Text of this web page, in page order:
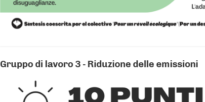
Gruppo di lavoro 3 - Riduzione delle emissioni